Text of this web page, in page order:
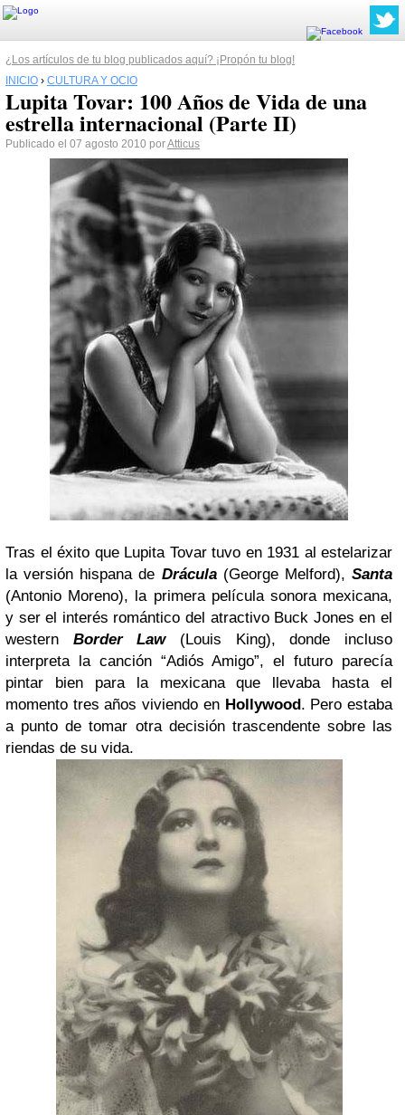
¿Los artículos de tu blog publicados aquí? ¡Propón tu blog!
INICIO › CULTURA Y OCIO
Lupita Tovar: 100 Años de Vida de una
estrella internacional (Parte II)
Publicado el 07 agosto 2010 porAtticus
Tras el éxito que Lupita Tovar tuvo en 1931 al estelarizar
la versión hispana de Drácula(George Melford),Santa
(Antonio Moreno), la primera película sonora mexicana,
y ser el interés romántico del atractivo Buck Jones en el
western Border Law(Louis King), donde incluso
interpreta la canción “Adiós Amigo”, el futuro parecía
pintar bien para la mexicana que llevaba hasta el
momento tres años viviendo en Hollywood. Pero estaba
a punto de tomar otra decisión trascendente sobre las
riendas de su vida.